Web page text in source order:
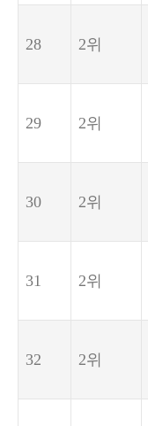
28 2위
29 2위
30 2위
31 2위
32 2위